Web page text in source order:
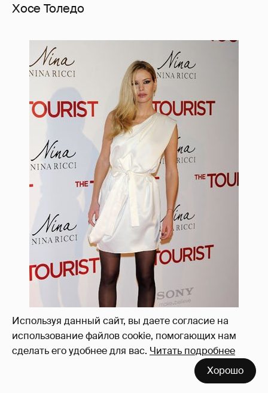
Используя данный сайт, вы даете согласие на
использование файлов cookie, помогающих нам
сделать его удобнее для вас. Читать подробнее
Хорошо
Хосе Толедо